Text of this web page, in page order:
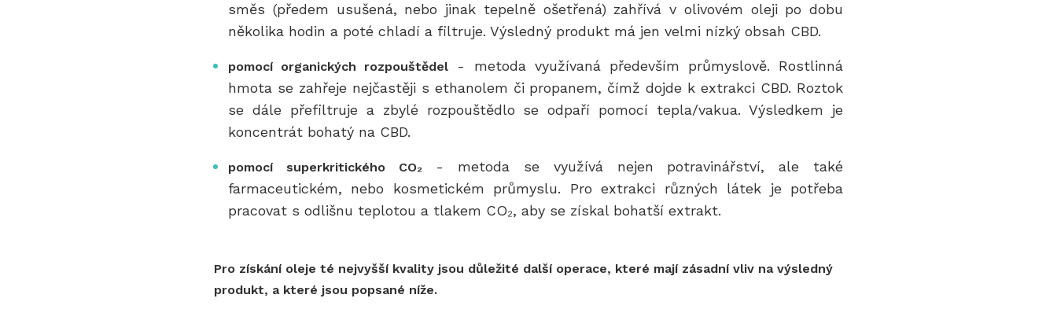
směs (předem usušená, nebo jinak tepelně ošetřená) zahřívá v olivovém oleji po dobu
několika hodin a poté chladí a filtruje. Výsledný produkt má jen velmi nízký obsah CBD.
pomocí organických rozpouštědel - metoda využívaná především průmyslově. Rostlinná
hmota se zahřeje nejčastěji s ethanolem či propanem, čímždojde k extrakci CBD. Roztok
se dále přefiltruje a zbylé rozpouštědlo se odpaří pomocí tepla/vakua. Výsledkem je
koncentrát bohatý na CBD.
pomocí superkritického CO₂- metoda se využívá nejen potravinářství, ale také
farmaceutickém, nebo kosmetickém průmyslu. Pro extrakci různých látek je potřeba
pracovat s odlišnu teplotou a tlakem CO₂, aby se získal bohatší extrakt.
Pro získání oleje té nejvyšší kvality jsou důležité další operace, které mají zásadní vliv na výsledný
produkt, a které jsou popsané níže.